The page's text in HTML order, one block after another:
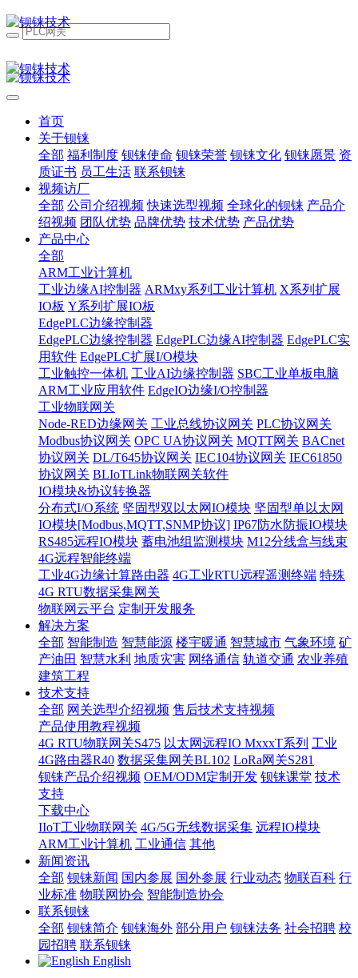
首页
关于钡铼
全部 福利制度 钡铼使命 钡铼荣誉 钡铼文化 钡铼愿景 资
质证书 员工生活 联系钡铼
视频访厂
全部 公司介绍视频 快速选型视频 全球化的钡铼 产品介
绍视频 团队优势 品牌优势 技术优势 产品优势
产品中心
全部
ARM工业计算机
工业边缘AI控制器 ARMxy系列工业计算机 X系列扩展
IO板 Y系列扩展IO板
EdgePLC边缘控制器
EdgePLC边缘控制器 EdgePLC边缘AI控制器 EdgePLC实
用软件 EdgePLC扩展I/O模块
工业触控一体机 工业AI边缘控制器 SBC工业单板电脑
ARM工业应用软件 EdgeIO边缘I/O控制器
工业物联网关
Node-RED边缘网关 工业总线协议网关 PLC协议网关
Modbus协议网关 OPC UA协议网关 MQTT网关 BACnet
协议网关 DL/T645协议网关 IEC104协议网关 IEC61850
协议网关 BLIoTLink物联网关软件
IO模块&协议转换器
分布式I/O系统 坚固型双以太网IO模块 坚固型单以太网
IO模块[Modbus,MQTT,SNMP协议] IP67防水防振IO模块
RS485远程IO模块 蓄电池组监测模块 M12分线盒与线束
4G远程智能终端
工业4G边缘计算路由器 4G工业RTU远程遥测终端 特殊
4G RTU数据采集网关
物联网云平台 定制开发服务
解决方案
全部 智能制造 智慧能源 楼宇暖通 智慧城市 气象环境 矿
产油田 智慧水利 地质灾害 网络通信 轨道交通 农业养殖
建筑工程
技术支持
全部 网关选型介绍视频 售后技术支持视频
产品使用教程视频
4G RTU物联网关S475 以太网远程IO MxxxT系列 工业
4G路由器R40 数据采集网关BL102 LoRa网关S281
钡铼产品介绍视频 OEM/ODM定制开发 钡铼课堂 技术
支持
下载中心
IIoT工业物联网关 4G/5G无线数据采集 远程IO模块
ARM工业计算机 工业通信 其他
新闻资讯
全部 钡铼新闻 国内参展 国外参展 行业动态 物联百科 行
业标准 物联网协会 智能制造协会
联系钡铼
全部 钡铼简介 钡铼海外 部分用户 钡铼法务 社会招聘 校
园招聘 联系钡铼
English